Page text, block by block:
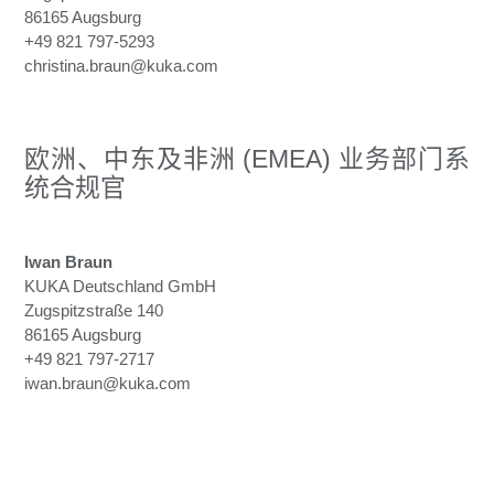
86165 Augsburg
+49 821 797-5293
christina.braun@kuka.com
欧洲、中东及非洲 (EMEA) 业务部门系
统合规官
Iwan Braun
KUKA Deutschland GmbH
Zugspitzstraße 140
86165 Augsburg
+49 821 797-2717
iwan.braun@kuka.com